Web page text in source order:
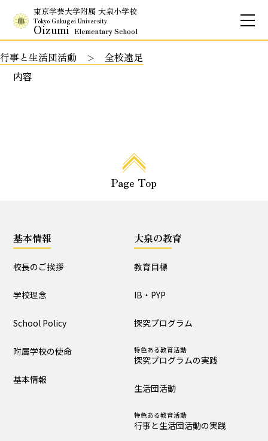
東京学芸大学附属 大泉小学校
Tokyo Gakugei University
Oizumi Elementary School
お問合せ アクセス
学校理念
基本情報
探究プログラムの実践
生活団活動
行事と生活団活動の実践
行事と生活団活動
全校遠足
内容
Page Top
基本情報
校長のご挨拶
学校理念
School Policy
附属学校の使命
基本情報
大泉の教育
教育目標
IB・PYP
探究プログラム
特色ある教育活動
探究プログラムの実践
生活団活動
特色ある教育活動
行事と生活団活動の実践